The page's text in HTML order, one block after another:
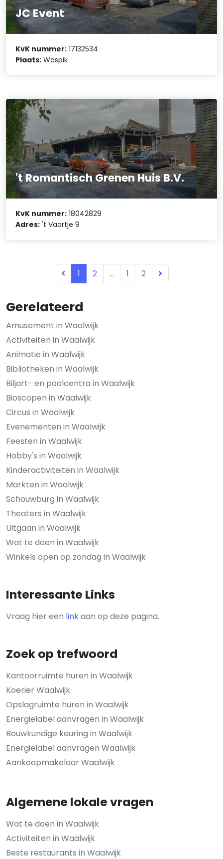
Gerelateerd
Amusement in Waalwijk
Activiteiten in Waalwijk
Animatie in Waalwijk
Bibliotheken in Waalwijk
Biljart- en poolcentra in Waalwijk
Bioscopen in Waalwijk
Circus in Waalwijk
Evenementen in Waalwijk
Feesten in Waalwijk
Hobby's in Waalwijk
Kinderactiviteiten in Waalwijk
Markten in Waalwijk
Schouwburg in Waalwijk
Theaters in Waalwijk
Uitgaan in Waalwijk
Wat te doen in Waalwijk
Winkels open op zondag in Waalwijk
Interessante Links
Vraag hier een linkaan op deze pagina.
Zoek op trefwoord
Kantoorruimte huren in Waalwijk
Koerier Waalwijk
Opslagruimte huren in Waalwijk
Energielabel aanvragen in Waalwijk
Bouwkundige keuring in Waalwijk
Energielabel aanvragen Waalwijk
Aankoopmakelaar Waalwijk
Algemene lokale vragen
Wat te doen in Waalwijk
Activiteiten in Waalwijk
Beste restaurants in Waalwijk
JC Event
KvK nummer: 17132534
Plaats: Waspik
't Romantisch Grenen Huis B.V.
KvK nummer: 18042829
Adres: 't Vaartje 9
1 2 ... 1 2